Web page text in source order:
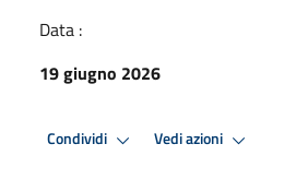
Data :
19 giugno 2026
Condividi Vedi azioni